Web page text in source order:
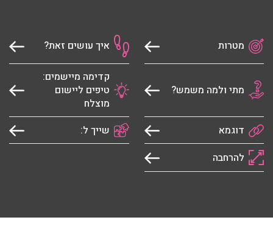
מטרות איך עושים זאת?
מתי ולמה משמש?
קדימה מיישמים:
טיפים ליישום
מוצלח
דוגמא
שייך ל:
להרחבה